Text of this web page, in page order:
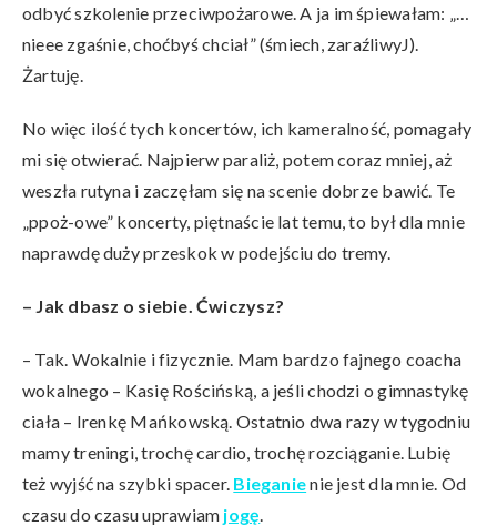
odbyć szkolenie przeciwpożarowe. A ja im śpiewałam: „…
nieee zgaśnie, choćbyś chciał” (śmiech, zaraźliwyJ).
Żartuję.
No więc ilość tych koncertów, ich kameralność, pomagały
mi się otwierać. Najpierw paraliż, potem coraz mniej, aż
weszła rutyna i zaczęłam się na scenie dobrze bawić. Te
„ppoż-owe” koncerty, piętnaście lat temu, to był dla mnie
naprawdę duży przeskok w podejściu do tremy.
– Jak dbasz o siebie. Ćwiczysz?
– Tak. Wokalnie i fizycznie. Mam bardzo fajnego coacha
wokalnego – Kasię Rościńską, a jeśli chodzi o gimnastykę
ciała – Irenkę Mańkowską. Ostatnio dwa razy w tygodniu
mamy treningi, trochę cardio, trochę rozciąganie. Lubię
też wyjść na szybki spacer. Bieganienie jest dla mnie. Od
czasu do czasu uprawiam jogę